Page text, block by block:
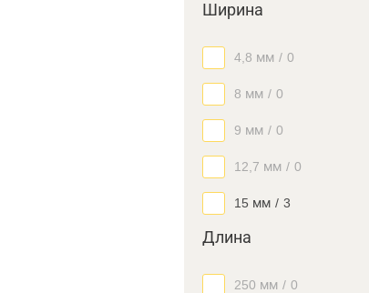
Ширина
4,8 мм / 0
8 мм / 0
9 мм / 0
12,7 мм / 0
15 мм / 3
Длина
250 мм / 0